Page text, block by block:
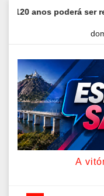
Skip
Como estudar
A